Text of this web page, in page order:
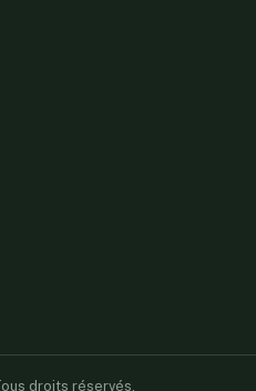
droits réservés.